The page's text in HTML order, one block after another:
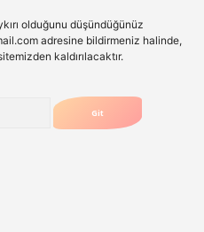
olduğunu düşündüğünüz
adresine bildirmeniz halinde,
kaldırılacaktır.